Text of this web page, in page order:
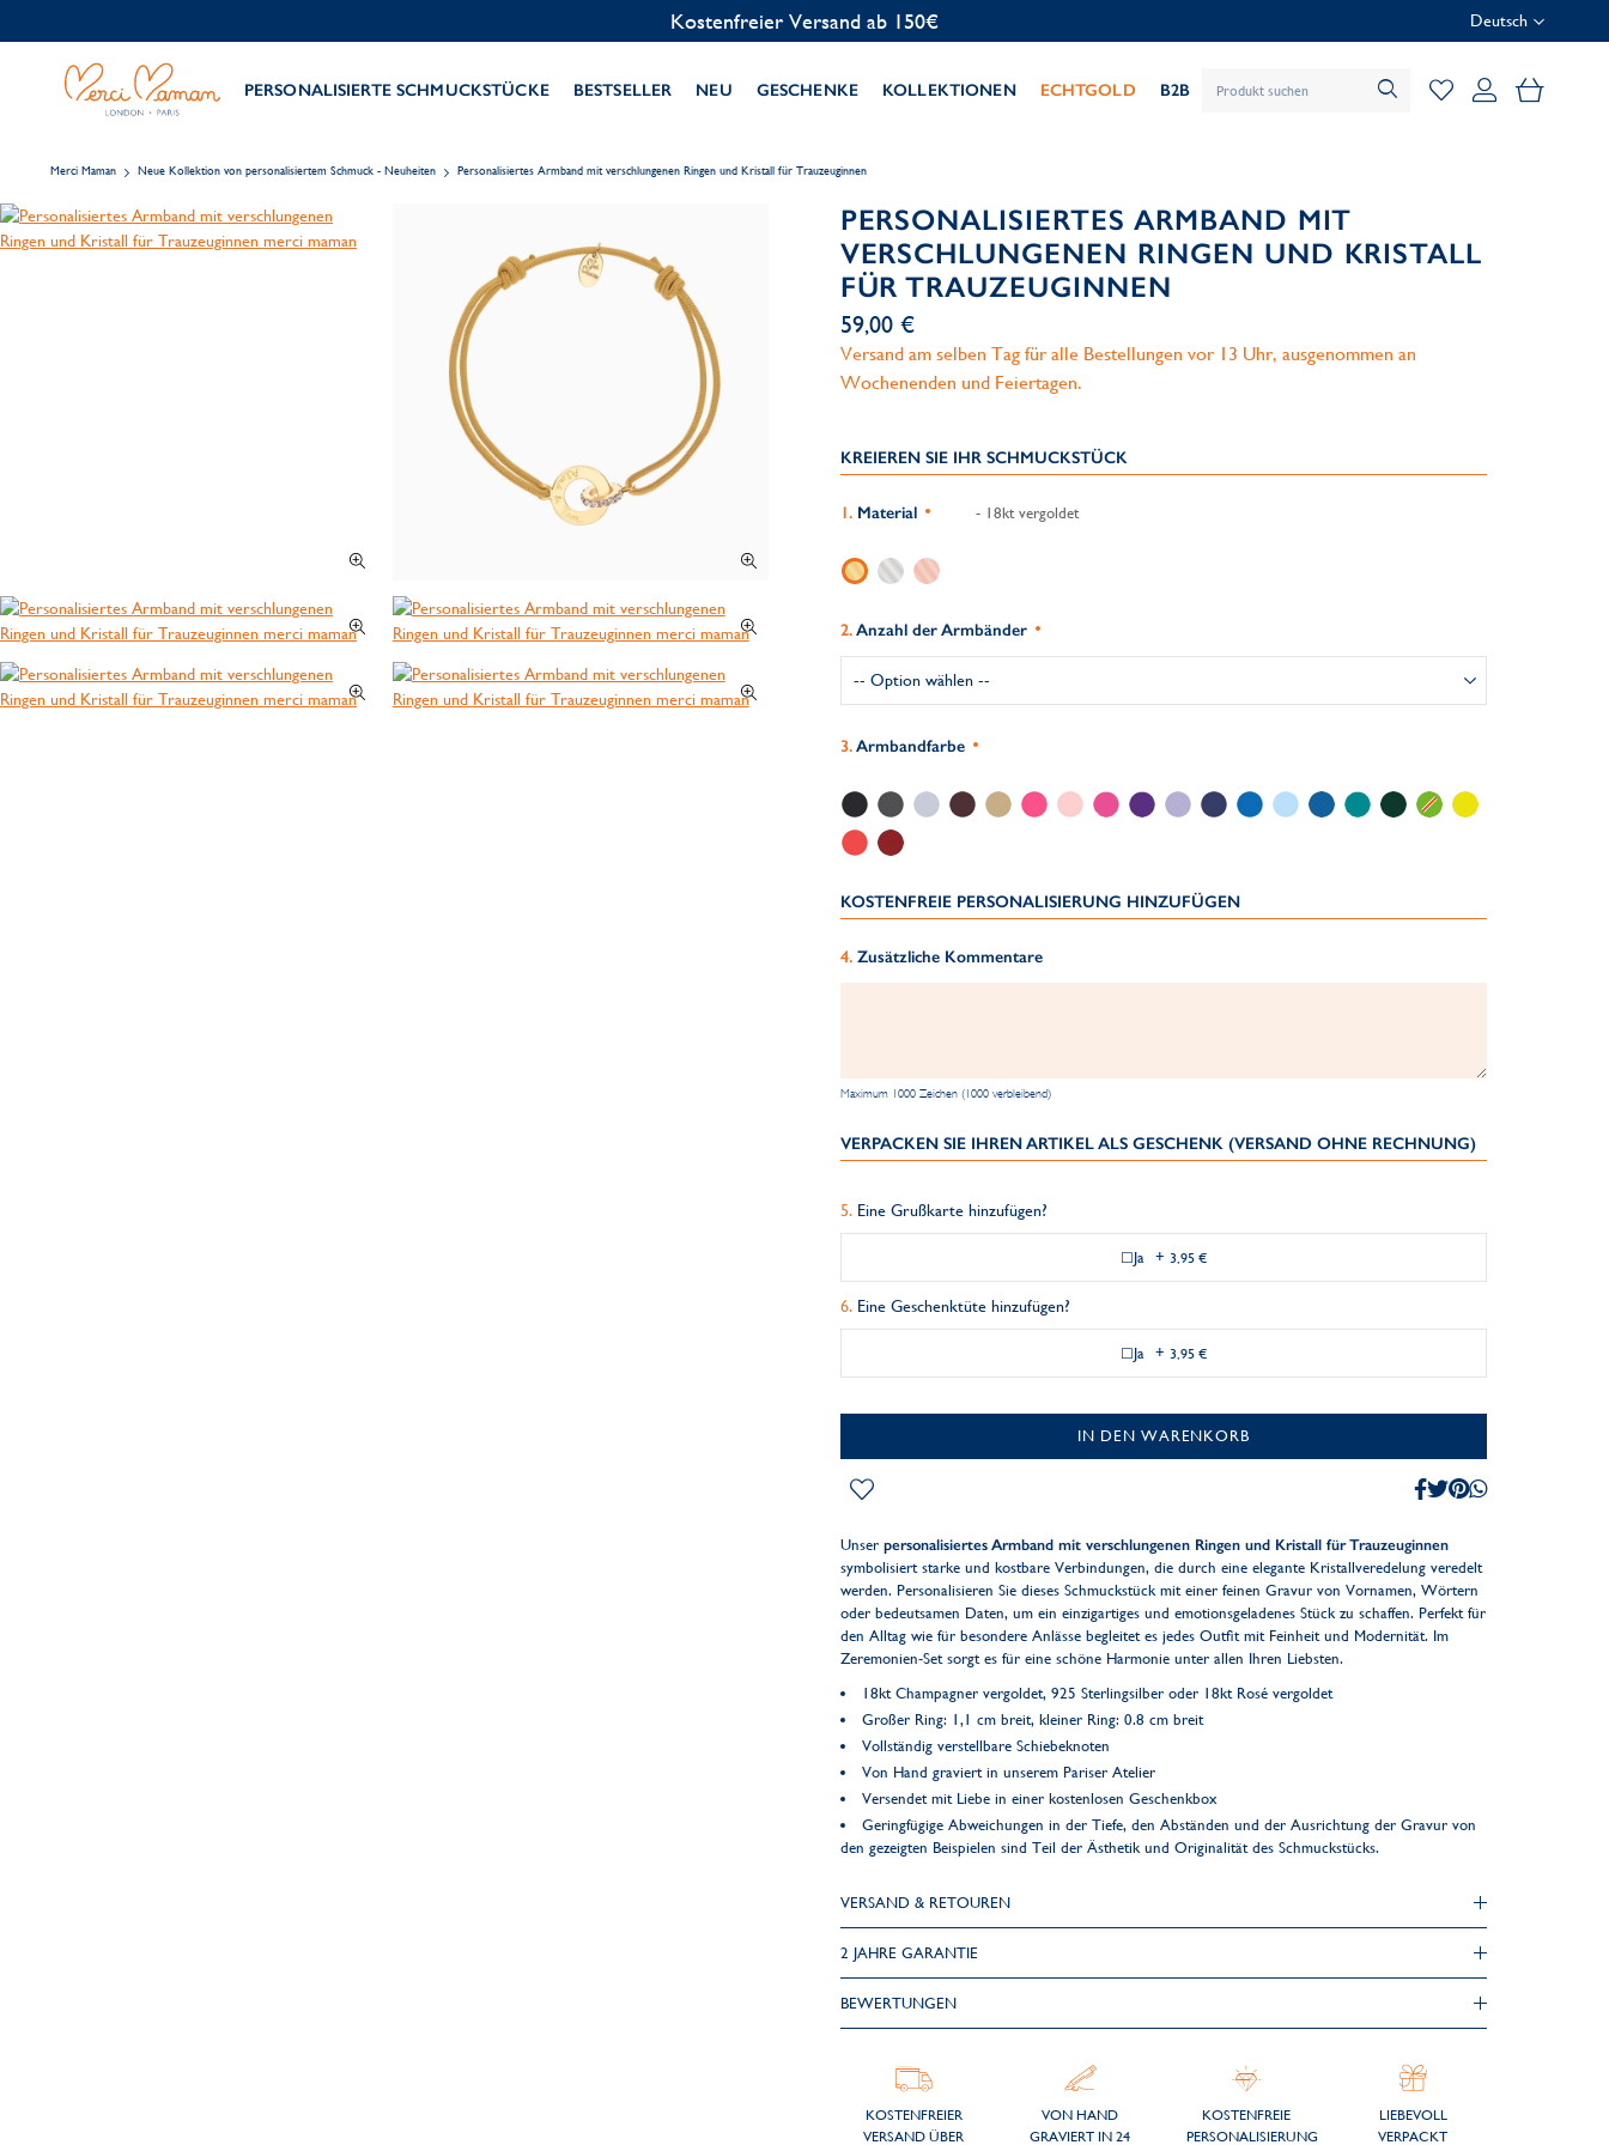
Kostenlose Personalisierung Deutsch
PERSONALISIERTE SCHMUCKSTÜCKE BESTSELLER NEU GESCHENKE KOLLEKTIONEN ECHTGOLD B2B Mein
Merci Maman Neue Kollektion von personalisiertem Schmuck - Neuheiten Personalisiertes Armband mit verschlungenen Ringen und Kristall für Trauzeuginnen
PERSONALISIERTES ARMBAND MIT
VERSCHLUNGENEN RINGEN UND KRISTALL
FÜR TRAUZEUGINNEN
59,00 €
Versand am selben Tag für alle Bestellungen vor 13 Uhr, ausgenommen an
Wochenenden und Feiertagen.
KREIEREN SIE IHR SCHMUCKSTÜCK
Material - 18kt vergoldet
Anzahl der Armbänder
Armbandfarbe
KOSTENFREIE PERSONALISIERUNG HINZUFÜGEN
Zusätzliche Kommentare
Maximum 1000 Zeichen (1000 verbleibend)
VERPACKEN SIE IHREN ARTIKEL ALS GESCHENK (VERSAND OHNE RECHNUNG)
Eine Grußkarte hinzufügen?
Ja + 3,95 €
Eine Geschenktüte hinzufügen?
Ja + 3,95 €
IN DEN WARENKORB
Unser personalisiertes Armband mit verschlungenen Ringen und Kristall für Trauzeuginnen
symbolisiert starke und kostbare Verbindungen, die durch eine elegante Kristallveredelung veredelt
werden. Personalisieren Sie dieses Schmuckstück mit einer feinen Gravur von Vornamen, Wörtern
oder bedeutsamen Daten, um ein einzigartiges und emotionsgeladenes Stück zu schaffen. Perfekt für
den Alltag wie für besondere Anlässe begleitet es jedes Outfit mit Feinheit und Modernität. Im
Zeremonien-Set sorgt es für eine schöne Harmonie unter allen Ihren Liebsten.
18kt Champagner vergoldet, 925 Sterlingsilber oder 18kt Rosé vergoldet
Großer Ring: 1,1 cm breit, kleiner Ring: 0.8 cm breit
Vollständig verstellbare Schiebeknoten
Von Hand graviert in unserem Pariser Atelier
Versendet mit Liebe in einer kostenlosen Geschenkbox
Geringfügige Abweichungen in der Tiefe, den Abständen und der Ausrichtung der Gravur von
den gezeigten Beispielen sind Teil der Ästhetik und Originalität des Schmuckstücks.
VERSAND & RETOUREN
2 JAHRE GARANTIE
BEWERTUNGEN
KOSTENFREIER
VERSAND ÜBER
VON HAND
GRAVIERT IN 24
KOSTENFREIE
PERSONALISIERUNG
LIEBEVOLL
VERPACKT